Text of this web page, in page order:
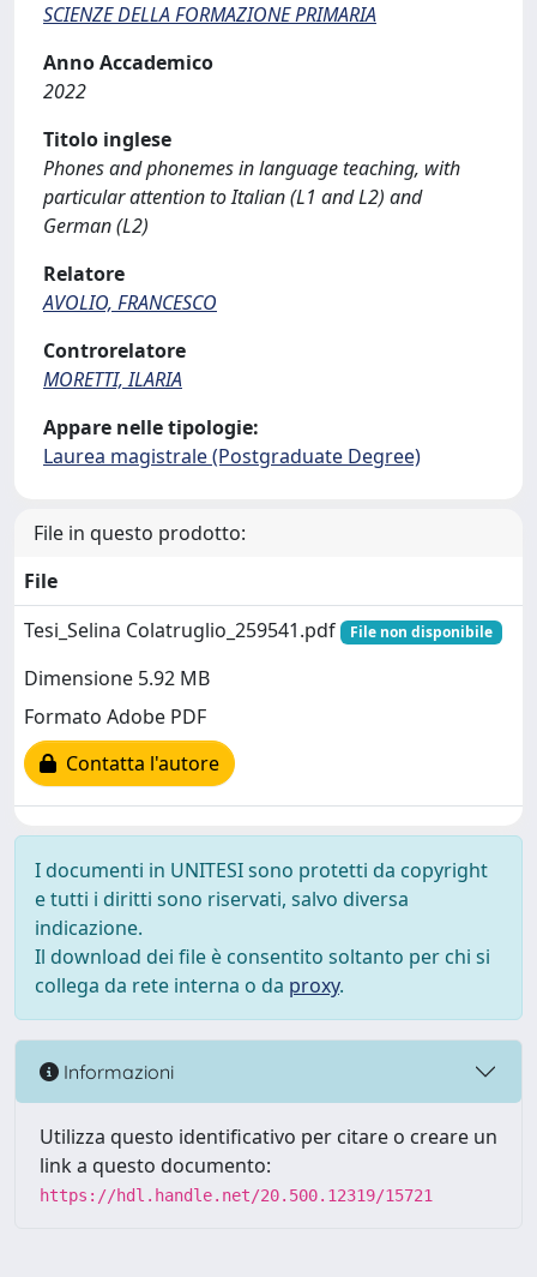
SCIENZE DELLA FORMAZIONE PRIMARIA
Anno Accademico
2022
Titolo inglese
Phones and phonemes in language teaching, with
particular attention to Italian (L1 and L2) and
German (L2)
Relatore
AVOLIO, FRANCESCO
Controrelatore
MORETTI, ILARIA
Appare nelle tipologie:
Laurea magistrale (Postgraduate Degree)
File in questo prodotto:
File
Tesi_Selina Colatruglio_259541.pdf
File non disponibile
Dimensione 5.92 MB
Formato Adobe PDF
Contatta l'autore
I documenti in UNITESI sono protetti da copyright
e tutti i diritti sono riservati, salvo diversa
indicazione.
Il download dei file è consentito soltanto per chi si
collega da rete interna o da proxy.
Informazioni
Utilizza questo identificativo per citare o creare un
link a questo documento:
https://hdl.handle.net/20.500.12319/15721